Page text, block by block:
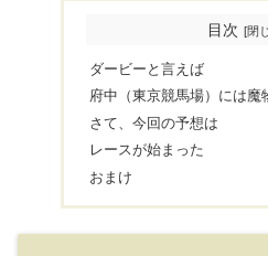
目次
ダービーと言えば
府中（東京競馬場）には魔
さて、今回の予想は
レースが始まった
おまけ